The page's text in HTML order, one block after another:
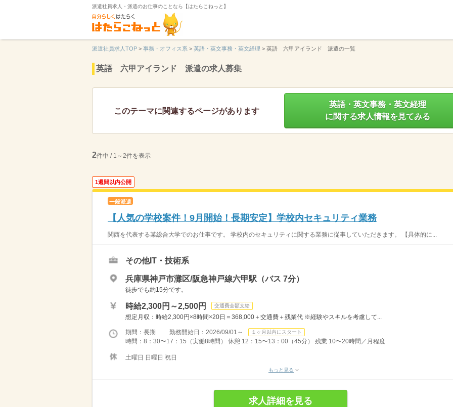
派遣社員求人・派遣のお仕事のことなら【はたらこねっと】
派遣社員求人TOP > 事務・オフィス系 > 英語・英文事務・英文経理 > 英語 六甲アイランド 派遣の一覧
英語 六甲アイランド 派遣の求人募集
このテーマに関連するページがあります
英語・英文事務・英文経理
に関する求人情報を見てみる
2件中 / 1～2件を表示
1週間以内公開
一般派遣
【人気の学校案件！9月開始！長期安定】学校内セキュリティ業務
関西を代表する某総合大学でのお仕事です。 学校内のセキュリティに関する業務に従事していただきます。 【具体的に...
その他IT・技術系
兵庫県神戸市灘区/阪急神戸線六甲駅（バス 7分）
徒歩でも約15分です。
時給2,300円～2,500円 交通費全額支給
想定月収：時給2,300円×8時間×20日＝368,000＋交通費＋残業代 ※経験やスキルを考慮して...
期間：長期 勤務開始日：2026/09/01～ １ヶ月以内にスタート
時間：8：30〜17：15（実働8時間） 休憩 12：15〜13：00（45分） 残業 10〜20時間／月程度
土曜日 日曜日 祝日
もっと見る
求人詳細を見る